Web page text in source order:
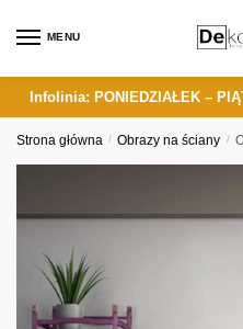
MENU
Infolinia: PONIEDZIAŁEK –
Strona główna / Obrazy na ściany /